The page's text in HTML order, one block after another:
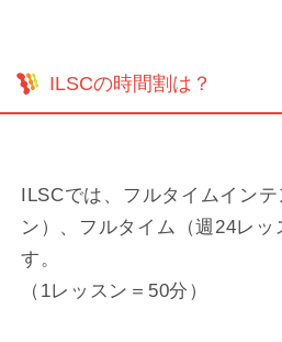
ILSCの時間割は？
ILSCでは、フルタイムイン
ン）、フルタイム（週24レッ
す。
（1レッスン＝50分）